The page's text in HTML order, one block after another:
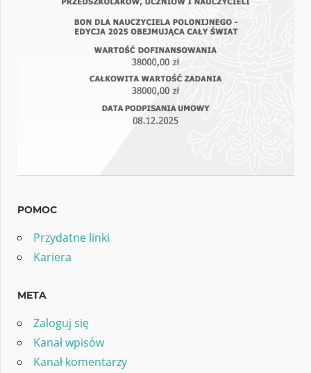
POMOC
Przydatne linki
Kariera
META
Zaloguj się
Kanał wpisów
Kanał komentarzy